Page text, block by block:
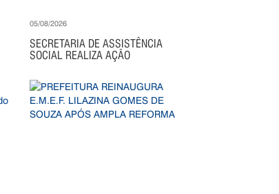
05/08/2026
SECRETARIA DE ASSISTÊNCIA
SOCIAL REALIZA AÇÃO